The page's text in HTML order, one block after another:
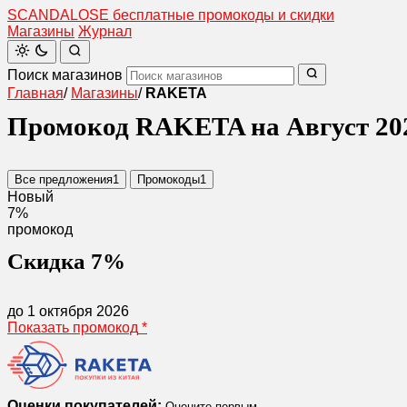
SCANDALOSE бесплатные промокоды и скидки
Магазины Журнал
Поиск магазинов
Главная/ Магазины/ RAKETA
Промокод RAKETA на Август
Все предложения1 Промокоды1
Новый
7%
промокод
Скидка 7%
до 1 октября 2026
Показать промокод *